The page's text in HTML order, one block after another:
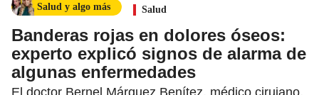
Salud y algo más Salud
Banderas rojas en dolores óseos:
experto explicó signos de alarma de
algunas enfermedades
El doctor Bernel Márquez Benítez, médico cirujano,